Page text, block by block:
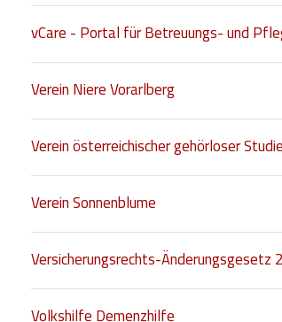
vCare - Portal für Betreuungs- und
Verein Niere Vorarlberg
Verein österreichischer gehörloser
Verein Sonnenblume
Versicherungsrechts-Änderungsgesetz
Volkshilfe Demenzhilfe